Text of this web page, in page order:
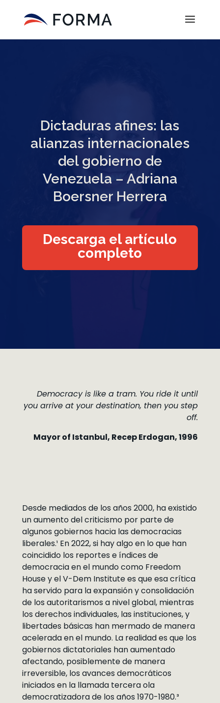
Dictaduras afines: las
alianzas internacionales
del gobierno de
Venezuela – Adriana
Boersner Herrera
Descarga el artículo
completo
Democracy is like a tram. You ride it until
you arrive at your destination, then you step
off.
Mayor of Istanbul, Recep Erdogan, 1996
Desde mediados de los años 2000, ha existido
un aumento del criticismo por parte de
algunos gobiernos hacia las democracias
liberales.¹ En 2022, si hay algo en lo que han
coincidido los reportes e índices de
democracia en el mundo como Freedom
House y el V-Dem Institute es que esa crítica
ha servido para la expansión y consolidación
de los autoritarismos a nivel global, mientras
los derechos individuales, las instituciones, y
libertades básicas han mermado de manera
acelerada en el mundo. La realidad es que los
gobiernos dictatoriales han aumentado
afectando, posiblemente de manera
irreversible, los avances democráticos
iniciados en la llamada tercera ola
democratizadora de los años 1970-1980.³